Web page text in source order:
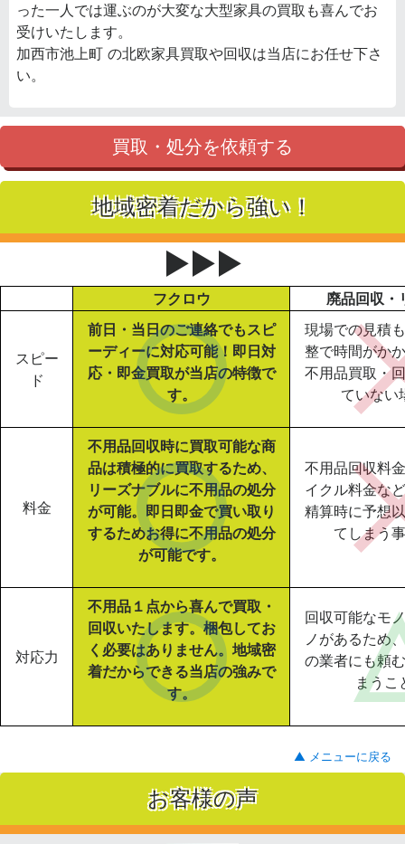
った一人では運ぶのが大変な大型家具の買取も喜んでお
受けいたします。
加西市池上町 の北欧家具買取や回収は当店にお任せ下さ
い。
買取・処分を依頼する
地域密着だから強い！
▶▶▶
フクロウ 廃品回収・
スピー
ド
前日・当日のご連絡でもスピ
ーディーに対応可能！即日対
応・即金買取が当店の特徴で
す。
現場での見積
整で時間がか
不用品買取・
ていない
料金
不用品回収時に買取可能な商
品は積極的に買取するため、
リーズナブルに不用品の処分
が可能。即日即金で買い取り
するためお得に不用品の処分
が可能です。
不用品回収料
イクル料金な
精算時に予想
てしまう
対応力
不用品１点から喜んで買取・
回収いたします。梱包してお
く必要はありません。地域密
着だからできる当店の強みで
す。
回収可能なモ
ノがあるため
の業者にも頼
まうこ
▲ メニューに戻る
お客様の声